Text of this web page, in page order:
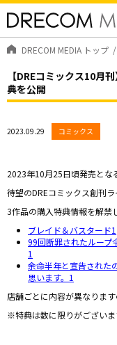
DRECOM MEDIA トップ
【DREコミックス10月
典を公開
2023.09.29 コミックス
2023年10月25日頃発売とな
待望のDREコミックス創刊
3作品の購入特典情報を解禁
ブレイド＆バスタード1
99回断罪されたループ
1
余命半年と宣告された
思います。1
店舗ごとに内容が異なりま
※特典は数に限りがござい